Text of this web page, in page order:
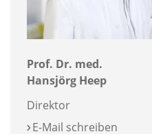
Prof. Dr. med.
Hansjörg Heep
Direktor
E-Mail schreiben